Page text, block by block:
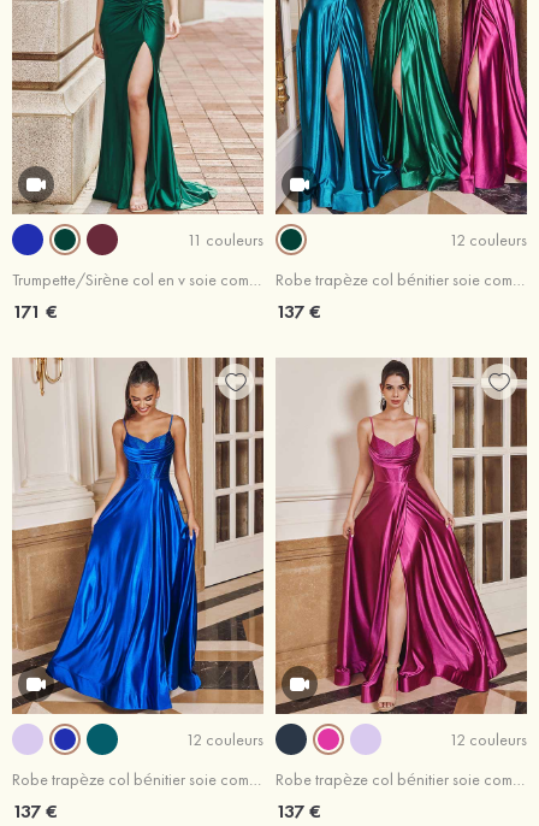
11 couleurs
Trumpette/Sirène col en v soie comme du satin traîne balayage robe de bal
171 €
12 couleurs
Robe trapèze col bénitier soie comme du satin traîne balayage robe de bal
137 €
12 couleurs
Robe trapèze col bénitier soie comme du satin traîne balayage robe de bal
137 €
12 couleurs
Robe trapèze col bénitier soie comme du satin traîne balayage robe de bal
137 €